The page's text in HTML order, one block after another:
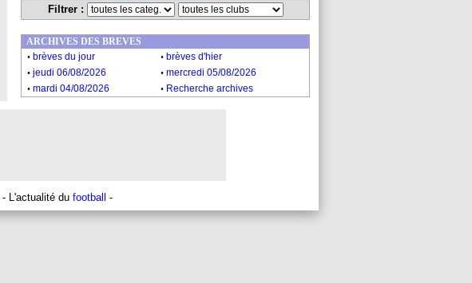
Filtrer :
ARCHIVES DES BREVES
. brèves du jour . brèves d'hier
. jeudi 06/08/2026 . mercredi 05/08/2026
. mardi 04/08/2026 . Recherche archives
- L'actualité du football -